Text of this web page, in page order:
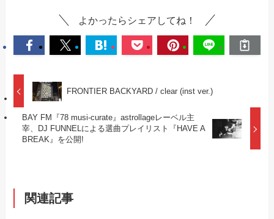
よかったらシェアしてね！
FRONTIER BACKYARD / clear (inst ver.)
BAY FM『78 musi-curate』astrollageレーベル主
宰、DJ FUNNELによる選曲プレイリスト『HAVE A
BREAK』を公開!
関連記事